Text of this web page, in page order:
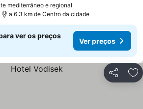
mediterrâneo e regional
a 6.3 km de Centro da cidade
ver os preços
Ver preços
Partilhar